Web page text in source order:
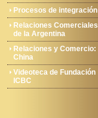
Procesos de integración
Relaciones Comerciales
de la Argentina
Relaciones y Comercio:
China
Videoteca de Fundación
ICBC